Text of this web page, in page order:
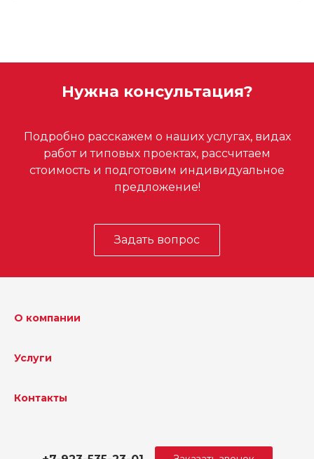
Нужна консультация?
Подробно расскажем о наших услугах, видах
работ и типовых проектах, рассчитаем
стоимость и подготовим индивидуальное
предложение!
Задать вопрос
О компании
Услуги
Контакты